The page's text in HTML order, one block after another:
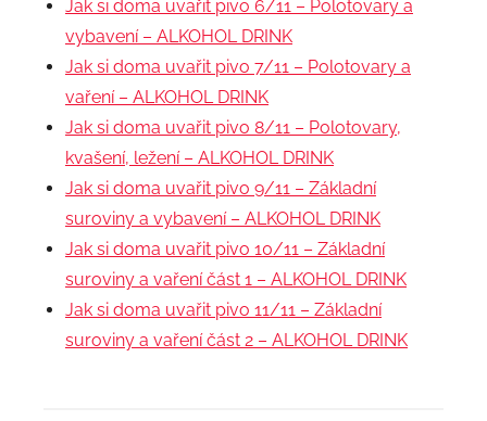
Jak si doma uvařit pivo 6/11 – Polotovary a
vybavení – ALKOHOL DRINK
Jak si doma uvařit pivo 7/11 – Polotovary a
vaření – ALKOHOL DRINK
Jak si doma uvařit pivo 8/11 – Polotovary,
kvašení, ležení – ALKOHOL DRINK
Jak si doma uvařit pivo 9/11 – Základní
suroviny a vybavení – ALKOHOL DRINK
Jak si doma uvařit pivo 10/11 – Základní
suroviny a vaření část 1 – ALKOHOL DRINK
Jak si doma uvařit pivo 11/11 – Základní
suroviny a vaření část 2 – ALKOHOL DRINK